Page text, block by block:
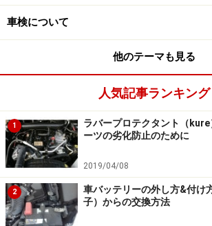
ハブリング製品例。購入の際はサイズに注
そんなときに、ホイールのセンターホ
ーの隙間を埋め、ホイールをハブの中
くなるハブリングが有効になる、という
基本はテーパーナットを均等
センターを出す
車検について
他のテーマも見る
人気記事ランキング
1
ラバープロテクタント（
ーツの劣化防止のために
2019/04/08
2
車バッテリーの外し方&付け
子）からの交換方法